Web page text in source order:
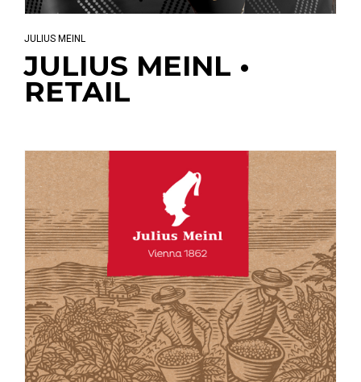
JULIUS MEINL
JULIUS MEINL •
RETAIL